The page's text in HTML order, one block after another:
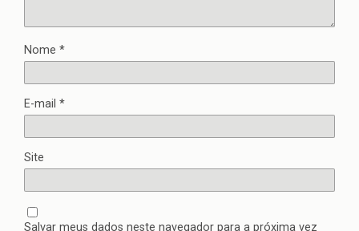
Nome *
E-mail *
Site
Salvar meus dados neste navegador para a próxima vez